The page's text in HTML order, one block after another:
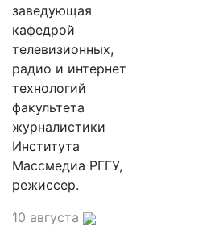
заведующая
кафедрой
телевизионных,
радио и интернет
технологий
факультета
журналистики
Института
Массмедиа РГГУ,
режиссер.
10 августа